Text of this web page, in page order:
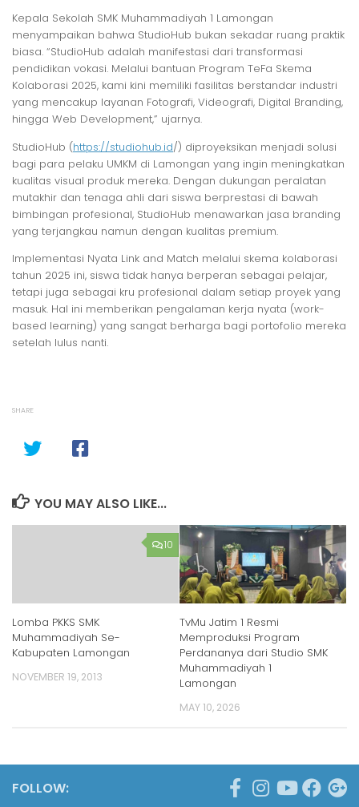
Kepala Sekolah SMK Muhammadiyah 1 Lamongan
menyampaikan bahwa StudioHub bukan sekadar ruang praktik
biasa. “StudioHub adalah manifestasi dari transformasi
pendidikan vokasi. Melalui bantuan Program TeFa Skema
Kolaborasi 2025, kami kini memiliki fasilitas berstandar industri
yang mencakup layanan Fotografi, Videografi, Digital Branding,
hingga Web Development,” ujarnya.
StudioHub (https://studiohub.id/) diproyeksikan menjadi solusi
bagi para pelaku UMKM di Lamongan yang ingin meningkatkan
kualitas visual produk mereka. Dengan dukungan peralatan
mutakhir dan tenaga ahli dari siswa berprestasi di bawah
bimbingan profesional, StudioHub menawarkan jasa branding
yang terjangkau namun dengan kualitas premium.
Implementasi Nyata Link and Match melalui skema kolaborasi
tahun 2025 ini, siswa tidak hanya berperan sebagai pelajar,
tetapi juga sebagai kru profesional dalam setiap proyek yang
masuk. Hal ini memberikan pengalaman kerja nyata (work-
based learning) yang sangat berharga bagi portofolio mereka
setelah lulus nanti.
SHARE
YOU MAY ALSO LIKE...
10
Lomba PKKS SMK
Muhammadiyah Se-
Kabupaten Lamongan
NOVEMBER 19, 2013
TvMu Jatim 1 Resmi
Memproduksi Program
Perdananya dari Studio SMK
Muhammadiyah 1
Lamongan
MAY 10, 2026
FOLLOW: